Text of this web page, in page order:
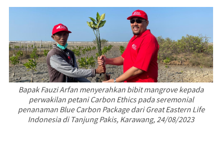
Bapak Fauzi Arfan menyerahkan bibit mangrove kepada
perwakilan petani Carbon Ethics pada seremonial
penanaman Blue Carbon Package dari Great Eastern Life
Indonesia di Tanjung Pakis, Karawang, 24/08/2023